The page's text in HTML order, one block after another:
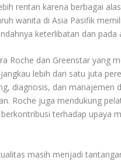
rentan karena berbagai
wanita di Asia Pasifik
keterlibatan dan pada
Roche dan Greenstar yang
lebih dari satu juta
diagnosis, dan
Roche juga mendukung
terhadap upaya
masih menjadi